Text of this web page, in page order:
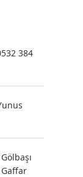
384
Gölbaşı
Gaffar